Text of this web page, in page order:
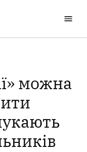
можна